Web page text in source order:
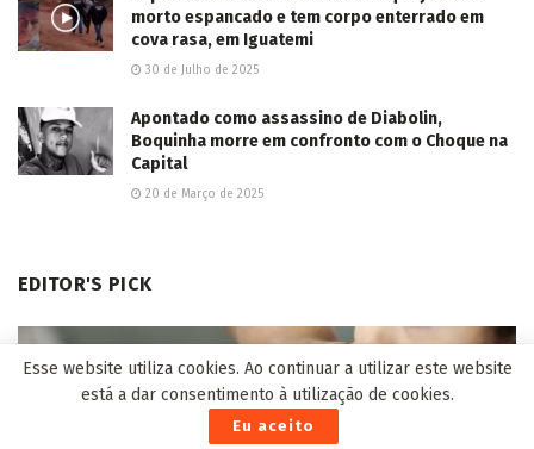
morto espancado e tem corpo enterrado em
cova rasa, em Iguatemi
30 de Julho de 2025
Apontado como assassino de Diabolin,
Boquinha morre em confronto com o Choque na
Capital
20 de Março de 2025
EDITOR'S PICK
Esse website utiliza cookies. Ao continuar a utilizar este website
está a dar consentimento à utilização de cookies.
Eu aceito